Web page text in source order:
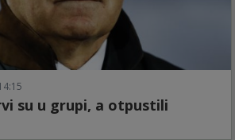
su u grupi, a otpustili